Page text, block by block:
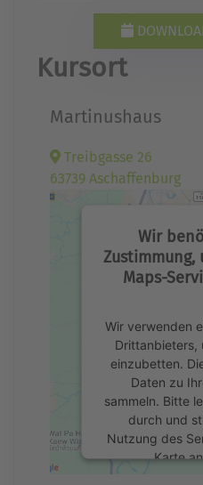
Kursort
Martinushaus
Treibgasse 26
63739 Aschaffenburg
Wir
Zustimmung,
Maps-
Wir verwenden
Drittanbieters,
einzubetten.
Daten zu
sammeln. Bitte
durch und
Nutzung des
Karte